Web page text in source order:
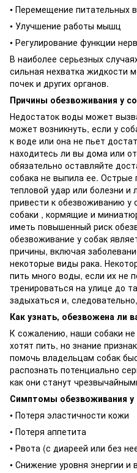
• Перемещение питательных
• Улучшение работы мышц
• Регулирование функции
В наиболее серьезных
сильная нехватка жидкости
почек и других органов.
Причины обезвоживания у
Недостаток воды может
может возникнуть, если у
к воде или она не пьет
находитесь ли вы дома или
обязательно оставляйте
собака не выпила ее. Острые
тепловой удар или болезни и
привести к обезвоживанию
собаки , кормящие и
иметь повышенный риск
обезвоживание у собак
причины, включая
некоторые виды рака.
пить много воды, если их не
тренироваться на улице до
задыхаться и,
Как узнать, обезвожена ли
К сожалению, наши собаки не
хотят пить, но знание
помочь владельцам собак
распознать потенциально
как они станут
Симптомы обезвоживания
• Потеря эластичности кожи
• Потеря аппетита
• Рвота (с диареей или без
• Снижение уровня энергии и